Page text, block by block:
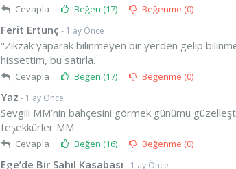
Cevapla Beğen (17) Beğenme (0)
Ferit Ertunç - 1 ay Önce
"Zikzak yaparak bilinmeyen bir yerden gelip
hissettim, bu satırla.
Cevapla Beğen (17) Beğenme (0)
Yaz - 1 ay Önce
Sevgili MM’nin bahçesini görmek günümü
teşekkürler MM.
Cevapla Beğen (16) Beğenme (0)
Ege’de Bir Sahil Kasabası - 1 ay Önce